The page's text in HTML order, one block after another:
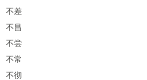
不差
不昌
不尝
不常
不彻